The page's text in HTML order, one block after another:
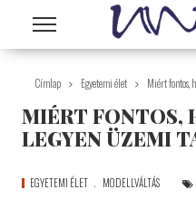
Ugrás a tartalomra
Címlap Egyetemi élet Miért fontos,
MIÉRT FONTOS,
LEGYEN ÜZEMI
EGYETEMI ÉLET MODELLVÁLTÁS